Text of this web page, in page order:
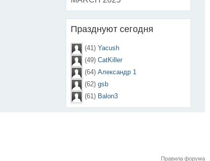
Празднуют сегодня
(41) Yacush
(49) CatKiller
(64) Александр 1
(62) gsb
(61) Balon3
Правила форума